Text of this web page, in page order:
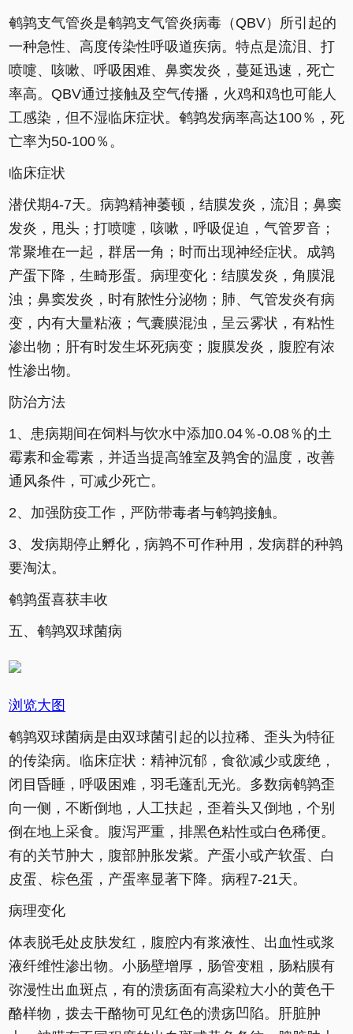
鹌鹑支气管炎是鹌鹑支气管炎病毒（QBV）所引起的
一种急性、高度传染性呼吸道疾病。特点是流泪、打
喷嚏、咳嗽、呼吸困难、鼻窦发炎，蔓延迅速，死亡
率高。QBV通过接触及空气传播，火鸡和鸡也可能人
工感染，但不湿临床症状。鹌鹑发病率高达100％，死
亡率为50-100％。
临床症状
潜伏期4-7天。病鹑精神萎顿，结膜发炎，流泪；鼻窦
发炎，甩头；打喷嚏，咳嗽，呼吸促迫，气管罗音；
常聚堆在一起，群居一角；时而出现神经症状。成鹑
产蛋下降，生畸形蛋。病理变化：结膜发炎，角膜混
浊；鼻窦发炎，时有脓性分泌物；肺、气管发炎有病
变，内有大量粘液；气囊膜混浊，呈云雾状，有粘性
渗出物；肝有时发生坏死病变；腹膜发炎，腹腔有浓
性渗出物。
防治方法
1、患病期间在饲料与饮水中添加0.04％-0.08％的土
霉素和金霉素，并适当提高雏室及鹑舍的温度，改善
通风条件，可减少死亡。
2、加强防疫工作，严防带毒者与鹌鹑接触。
3、发病期停止孵化，病鹑不可作种用，发病群的种鹑
要淘汰。
鹌鹑蛋喜获丰收
五、鹌鹑双球菌病
浏览大图
鹌鹑双球菌病是由双球菌引起的以拉稀、歪头为特征
的传染病。临床症状：精神沉郁，食欲减少或废绝，
闭目昏睡，呼吸困难，羽毛蓬乱无光。多数病鹌鹑歪
向一侧，不断倒地，人工扶起，歪着头又倒地，个别
倒在地上采食。腹泻严重，排黑色粘性或白色稀便。
有的关节肿大，腹部肿胀发紫。产蛋小或产软蛋、白
皮蛋、棕色蛋，产蛋率显著下降。病程7-21天。
病理变化
体表脱毛处皮肤发红，腹腔内有浆液性、出血性或浆
液纤维性渗出物。小肠壁增厚，肠管变粗，肠粘膜有
弥漫性出血斑点，有的溃疡面有高梁粒大小的黄色干
酪样物，拨去干酪物可见红色的溃疡凹陷。肝脏肿